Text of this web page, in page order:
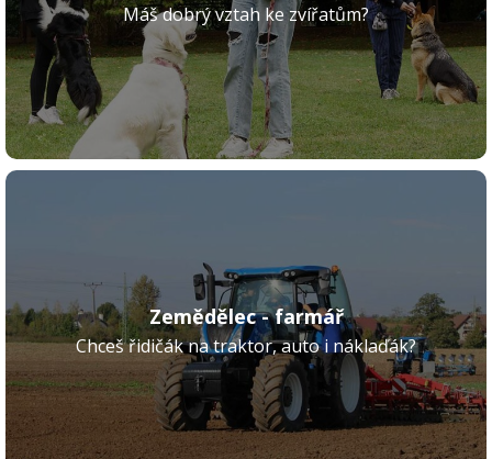
Máš dobrý vztah ke zvířatům?
Zemědělec - farmář
Chceš řidičák na traktor, auto i náklaďák?